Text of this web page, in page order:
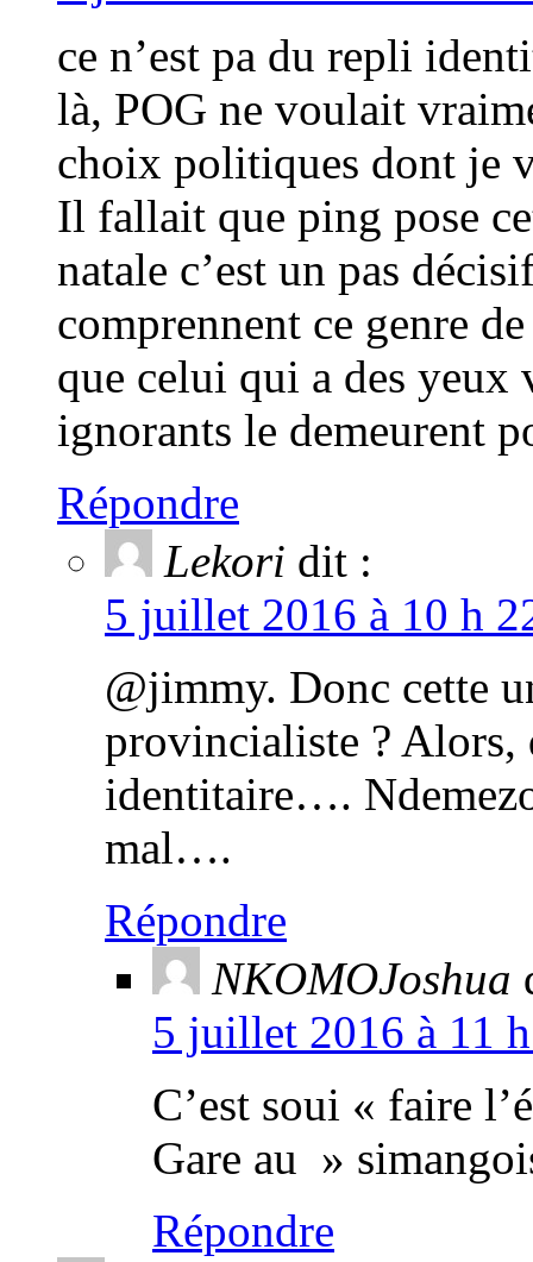
ce n’est pa du repli
là, POG ne voulait
choix politiques dont je
Il fallait que ping pose
natale c’est un pas
comprennent ce genre
que celui qui a des yeux
ignorants le demeurent
Répondre
Lekori dit :
5 juillet 2016 à 10 h
@jimmy. Donc cette
provincialiste ? Alors,
identitaire….
mal….
Répondre
NKOMOJoshua
5 juillet 2016 à 11
C’est soui « faire
Gare au »
Répondre